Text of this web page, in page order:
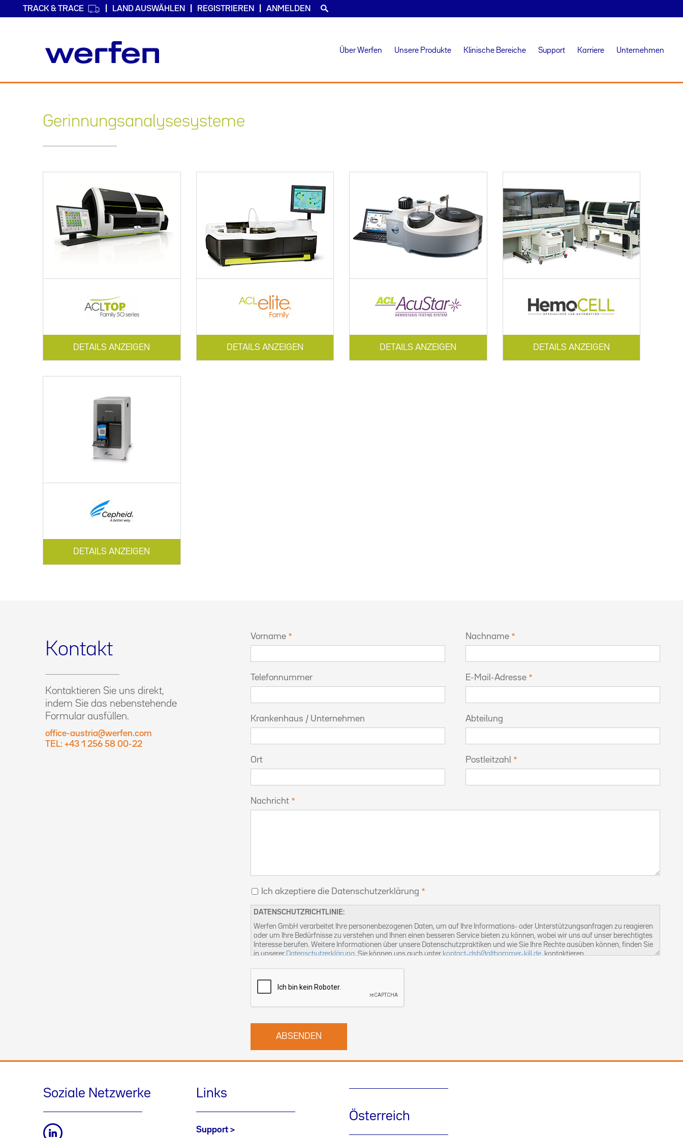
TRACK & TRACE LAND AUSWÄHLEN REGISTRIEREN ANMELDEN
Über Werfen Unsere Produkte Klinische Bereiche Support Karriere Unternehmen
Gerinnungsanalysesysteme
DETAILS ANZEIGEN DETAILS ANZEIGEN DETAILS ANZEIGEN DETAILS ANZEIGEN
DETAILS ANZEIGEN
Kontakt
Kontaktieren Sie uns direkt,
indem Sie das nebenstehende
Formular ausfüllen.
office-austria@werfen.com
TEL: +43 1 256 58 00-22
Vorname Nachname
Telefonnummer E-Mail-Adresse
Krankenhaus / Unternehmen Abteilung
Ort Postleitzahl
Nachricht
Ich akzeptiere die Datenschutzerklärung
DATENSCHUTZRICHTLINIE:
Werfen GmbH verarbeitet Ihre personenbezogenen Daten, um auf Ihre Informations- oder Unterstützungsanfragen zu reagieren
oder um Ihre Bedürfnisse zu verstehen und Ihnen einen besseren Service bieten zu können, wobei wir uns auf unser berechtigtes
Interesse berufen. Weitere Informationen über unsere Datenschutzpraktiken und wie Sie Ihre Rechte ausüben können, finden Sie
in unsererDatenschutzerklärung. Sie können uns auch unterkontact-dsb@althammer-kill.de. kontaktieren.
Soziale Netzwerke Links
Support
Österreich